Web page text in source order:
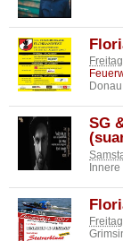
Donau
SG
Innere